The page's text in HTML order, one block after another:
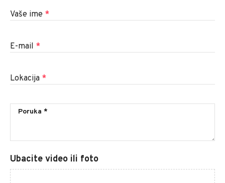
Vaše ime *
E-mail *
Lokacija *
Ubacite video ili foto